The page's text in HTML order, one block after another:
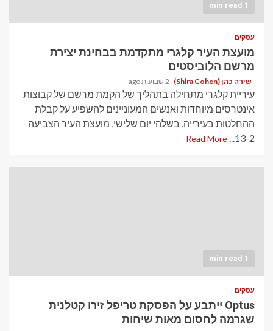
1 min read
עסקים
מועצת העיר קלגרי מתקדמת בבחינת יצירת
מרשם הלוביסטים
שירה כהן (Shira Cohen) 2 שבועות ago
עיריית קלגרי מתחילה בתהליך של הקמת מרשם של קבוצות
אינטרסים מיוחדות ואנשים המעוניינים להשפיע על קבלת
ההחלטות בעירייה. בשלהי יום שלישי, מועצת העיר הצביעה
13-2...
Read More
1 min read
עסקים
Optus ייתבע על הפסקת טריפל זירו קטלנית
שגרמה לחסום מאות שיחות